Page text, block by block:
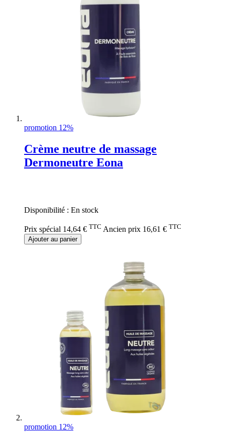
promotion 12%
Crème neutre de massage
Dermoneutre Eona
Disponibilité : En stock
Prix spécial 14,64 € TTC Ancien prix 16,61 € TTC
Ajouter au panier
promotion 12%